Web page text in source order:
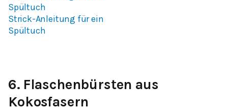
Spültuch
Strick-Anleitung für ein
Spültuch
6. Flaschenbürsten aus
Kokosfasern